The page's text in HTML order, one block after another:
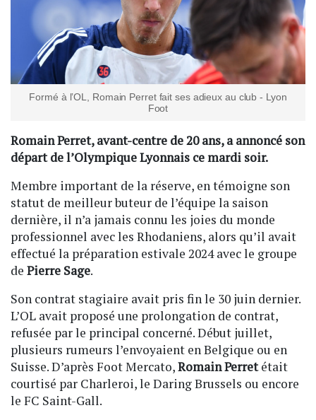
Formé à l’OL, Romain Perret fait ses adieux au club - Lyon
Foot
Romain Perret, avant-centre de 20 ans, a annoncé son
départ de l’Olympique Lyonnais ce mardi soir.
Membre important de la réserve, en témoigne son
statut de meilleur buteur de l’équipe la saison
dernière, il n’a jamais connu les joies du monde
professionnel avec les Rhodaniens, alors qu’il avait
effectué la préparation estivale 2024 avec le groupe
de Pierre Sage.
Son contrat stagiaire avait pris fin le 30 juin dernier.
L’OL avait proposé une prolongation de contrat,
refusée par le principal concerné. Début juillet,
plusieurs rumeurs l’envoyaient en Belgique ou en
Suisse. D’après Foot Mercato,Romain Perretétait
courtisé par Charleroi, le Daring Brussels ou encore
le FC Saint-Gall.